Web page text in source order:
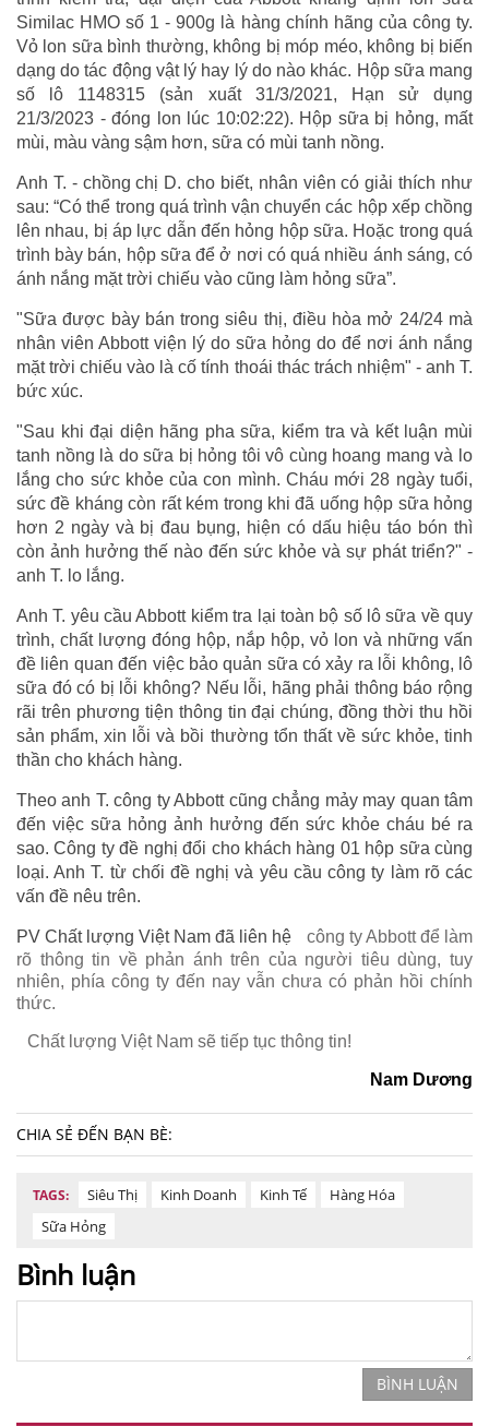
Similac HMO số 1 - 900g là hàng chính hãng của công ty.
Vỏ lon sữa bình thường, không bị móp méo, không bị biến
dạng do tác động vật lý hay lý do nào khác. Hộp sữa mang
số lô 1148315 (sản xuất 31/3/2021, Hạn sử dụng
21/3/2023 - đóng lon lúc 10:02:22). Hộp sữa bị hỏng, mất
mùi, màu vàng sậm hơn, sữa có mùi tanh nồng.
Anh T. - chồng chị D. cho biết, nhân viên có giải thích như
sau: “Có thể trong quá trình vận chuyển các hộp xếp chồng
lên nhau, bị áp lực dẫn đến hỏng hộp sữa. Hoặc trong quá
trình bày bán, hộp sữa để ở nơi có quá nhiều ánh sáng, có
ánh nắng mặt trời chiếu vào cũng làm hỏng sữa”.
"Sữa được bày bán trong siêu thị, điều hòa mở 24/24 mà
nhân viên Abbott viện lý do sữa hỏng do để nơi ánh nắng
mặt trời chiếu vào là cố tính thoái thác trách nhiệm" - anh T.
bức xúc.
"Sau khi đại diện hãng pha sữa, kiểm tra và kết luận mùi
tanh nồng là do sữa bị hỏng tôi vô cùng hoang mang và lo
lắng cho sức khỏe của con mình. Cháu mới 28 ngày tuổi,
sức đề kháng còn rất kém trong khi đã uống hộp sữa hỏng
hơn 2 ngày và bị đau bụng, hiện có dấu hiệu táo bón thì
còn ảnh hưởng thế nào đến sức khỏe và sự phát triển?" -
anh T. lo lắng.
Anh T. yêu cầu Abbott kiểm tra lại toàn bộ số lô sữa về quy
trình, chất lượng đóng hộp, nắp hộp, vỏ lon và những vấn
đề liên quan đến việc bảo quản sữa có xảy ra lỗi không, lô
sữa đó có bị lỗi không? Nếu lỗi, hãng phải thông báo rộng
rãi trên phương tiện thông tin đại chúng, đồng thời thu hồi
sản phẩm, xin lỗi và bồi thường tổn thất về sức khỏe, tinh
thần cho khách hàng.
Theo anh T. công ty Abbott cũng chẳng mảy may quan tâm
đến việc sữa hỏng ảnh hưởng đến sức khỏe cháu bé ra
sao. Công ty đề nghị đổi cho khách hàng 01 hộp sữa cùng
loại. Anh T. từ chối đề nghị và yêu cầu công ty làm rõ các
vấn đề nêu trên.
PV Chất lượng Việt Nam đã liên hệ
công ty Abbott để làm
rõ thông tin về phản ánh trên của người tiêu dùng, tuy
nhiên, phía công ty đến nay vẫn chưa có phản hồi chính
thức.
Chất lượng Việt Nam sẽ tiếp tục thông tin!
Nam Dương
CHIA SẺ ĐẾN BẠN BÈ:
TAGS: Siêu Thị Kinh Doanh Kinh Tế
Hàng Hóa
Sữa Hỏng
Bình luận
BÌNH LUẬN